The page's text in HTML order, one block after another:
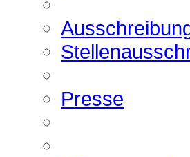
Presse